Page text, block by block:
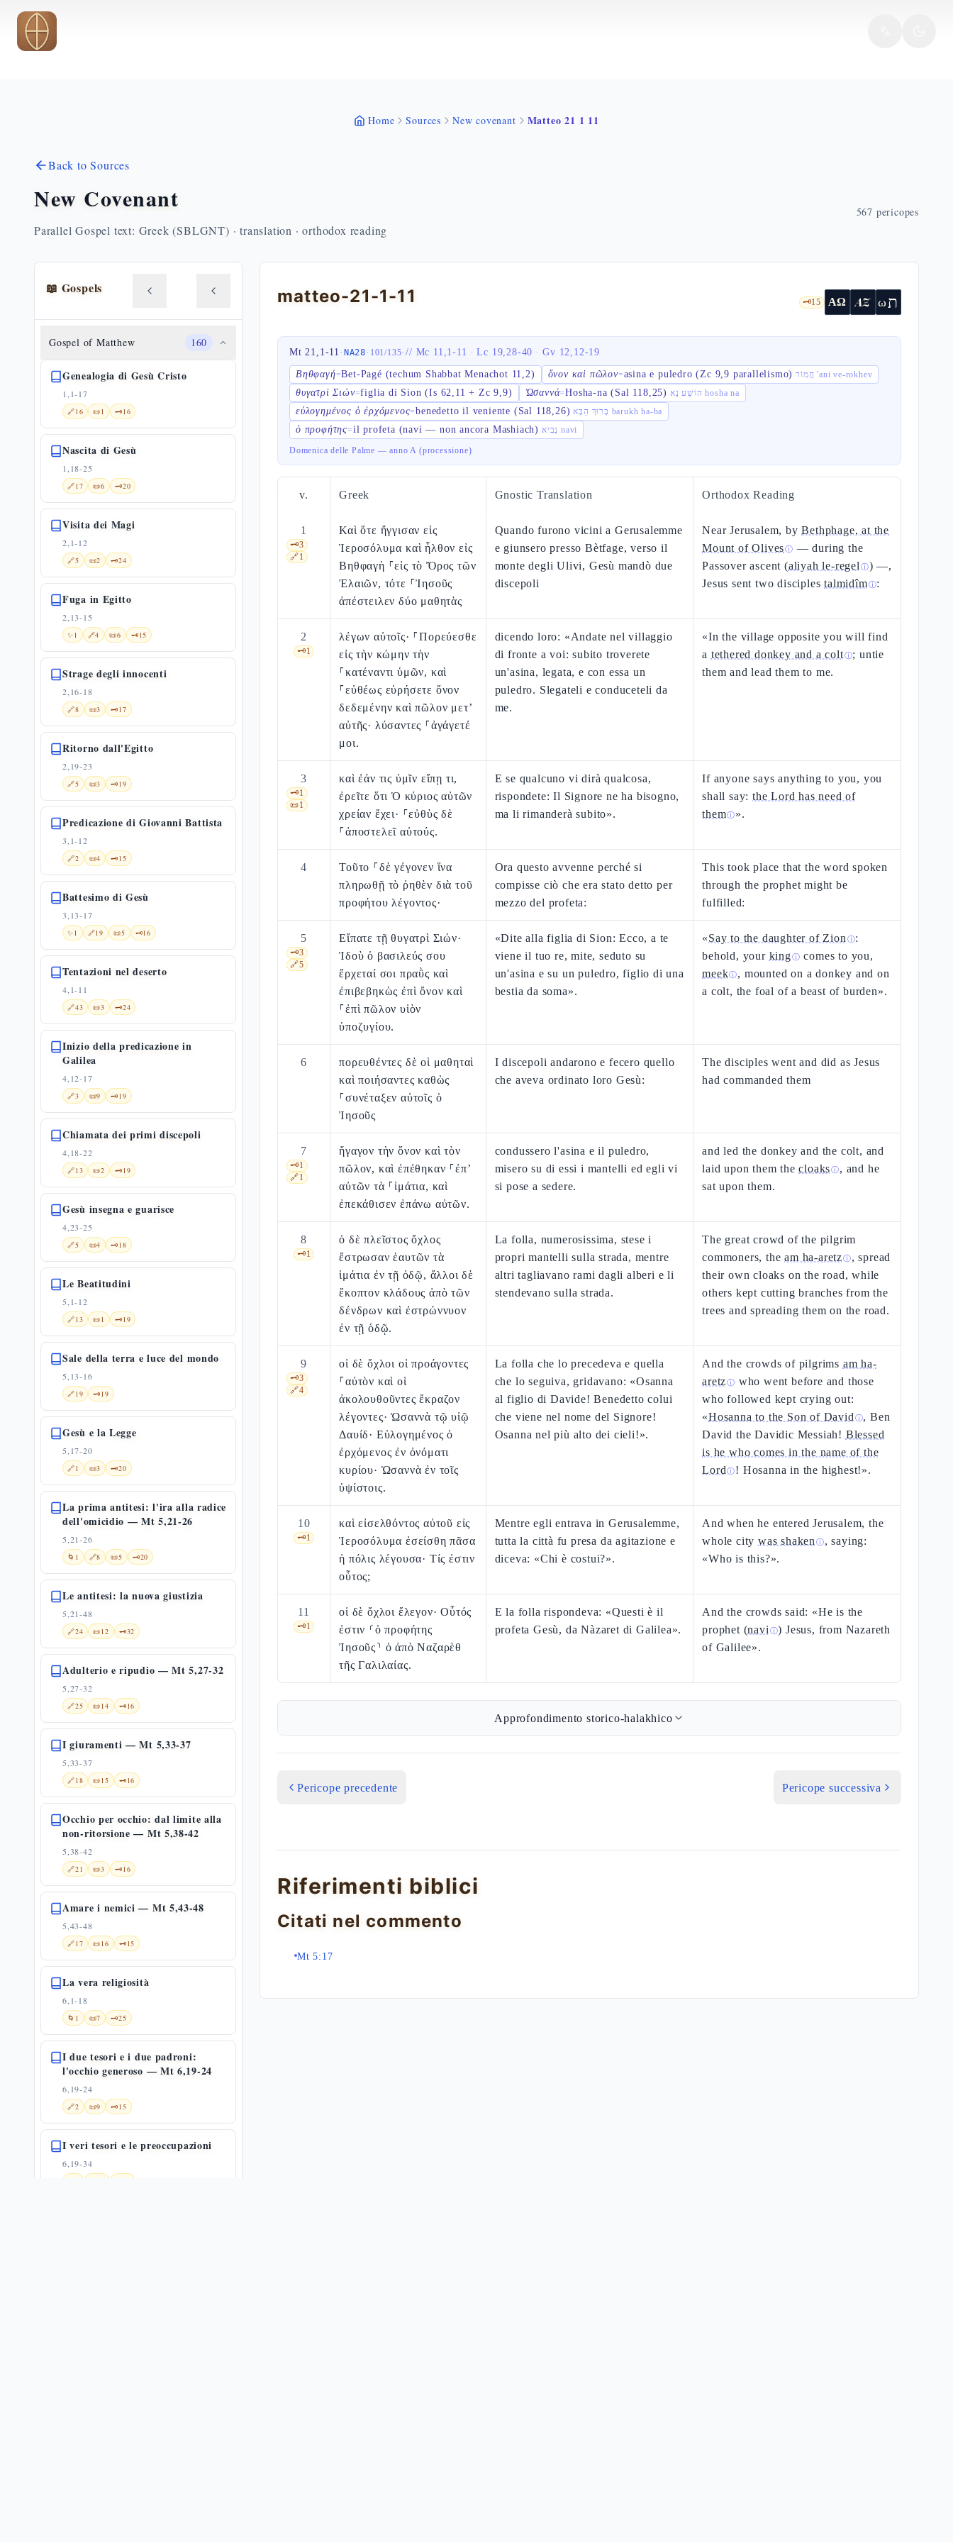
Skip to main content
Home Sources New covenant Matteo 21 1 11
Back to Sources
New Covenant
Parallel Gospel text: Greek (SBLGNT) · translation · orthodox reading
567 pericopes
📖 Gospels
Gospel of Matthew 160
Genealogia di Gesù Cristo
1,1-17
🔗16 📜1 🗝️16
Nascita di Gesù
1,18-25
🔗17 📜6 🗝️20
Visita dei Magi
2,1-12
🔗5 📜2 🗝️24
Fuga in Egitto
2,13-15
✨1 🔗4 📜6 🗝️15
Strage degli innocenti
2,16-18
🔗8 📜3 🗝️17
Ritorno dall'Egitto
2,19-23
🔗5 📜3 🗝️19
Predicazione di Giovanni Battista
3,1-12
🔗2 📜4 🗝️15
Battesimo di Gesù
3,13-17
✨1 🔗19 📜5 🗝️16
Tentazioni nel deserto
4,1-11
🔗43 📜3 🗝️24
Inizio della predicazione in
Galilea
4,12-17
🔗3 📜9 🗝️19
Chiamata dei primi discepoli
4,18-22
🔗13 📜2 🗝️19
Gesù insegna e guarisce
4,23-25
🔗5 📜4 🗝️18
Le Beatitudini
5,1-12
🔗13 📜1 🗝️19
Sale della terra e luce del mondo
5,13-16
🔗19 🗝️19
Gesù e la Legge
5,17-20
🔗1 📜3 🗝️20
La prima antitesi: l'ira alla radice
dell'omicidio — Mt 5,21-26
5,21-26
🌀 1 🔗8 📜5 🗝️20
Le antitesi: la nuova giustizia
5,21-48
🔗24 📜12 🗝️32
Adulterio e ripudio — Mt 5,27-32
5,27-32
🔗25 📜14 🗝️16
I giuramenti — Mt 5,33-37
5,33-37
🔗18 📜15 🗝️16
Occhio per occhio: dal limite alla
non-ritorsione — Mt 5,38-42
5,38-42
🔗21 📜3 🗝️16
Amare i nemici — Mt 5,43-48
5,43-48
🔗17 📜16 🗝️15
La vera religiosità
6,1-18
🌀 1 📜7 🗝️25
I due tesori e i due padroni:
l'occhio generoso — Mt 6,19-24
6,19-24
🔗2 📜9 🗝️15
I veri tesori e le preoccupazioni
6,19-34
🔗
matteo-21-1-11 🗝️15 ΑΩ AZ ωת
Mt 21,1-11 · NA28· 101/135·// Mc 11,1-11 · Lc 19,28-40 · Gv 12,12-19
Βηθφαγή=Bet-Pagé (techum Shabbat Menachot 11,2) ὄνον καὶ πῶλον=asina e puledro (Zc 9,9 parallelismo) חֲמוֹר 'ani ve-rokhev
θυγατρὶ Σιών=figlia di Sion (Is 62,11 + Zc 9,9) Ὡσαννά=Hosha-na (Sal 118,25) הוֹשַׁע נָא hosha na
εὐλογημένος ὁ ἐρχόμενος=benedetto il veniente (Sal 118,26) בָּרוּךְ הַבָּא barukh ha-ba
ὁ προφήτης=il profeta (navi — non ancora Mashiach) נָבִיא navi
Domenica delle Palme — anno A (processione)
v. Greek Gnostic Translation Orthodox Reading
1
🗝️3
🔗1
Καὶ ὅτε ἤγγισαν εἰς
Ἱεροσόλυμα καὶ ἦλθον εἰς
Βηθφαγὴ ⸀εἰς τὸ Ὄρος τῶν
Ἐλαιῶν, τότε ⸀Ἰησοῦς
ἀπέστειλεν δύο μαθητὰς
Quando furono vicini a Gerusalemme
e giunsero presso Bètfage, verso il
monte degli Ulivi, Gesù mandò due
discepoli
Near Jerusalem, byBethphage, at the
Mount of Olivesⓘ — during the
Passover ascent (aliyah le-regel ⓘ) —,
Jesus sent two disciplestalmidîmⓘ:
2
🗝️1
λέγων αὐτοῖς· ⸀Πορεύεσθε
εἰς τὴν κώμην τὴν
⸀κατέναντι ὑμῶν, καὶ
⸀εὐθέως εὑρήσετε ὄνον
δεδεμένην καὶ πῶλον μετ’
αὐτῆς· λύσαντες ⸀ἀγάγετέ
μοι.
dicendo loro: «Andate nel villaggio
di fronte a voi: subito troverete
un'asina, legata, e con essa un
puledro. Slegateli e conduceteli da
me.
«In the village opposite you will find
a tethered donkey and a coltⓘ; untie
them and lead them to me.
3
🗝️1
📜1
καὶ ἐάν τις ὑμῖν εἴπῃ τι,
ἐρεῖτε ὅτι Ὁ κύριος αὐτῶν
χρείαν ἔχει· ⸀εὐθὺς δὲ
⸀ἀποστελεῖ αὐτούς.
E se qualcuno vi dirà qualcosa,
rispondete: Il Signore ne ha bisogno,
ma li rimanderà subito».
If anyone says anything to you, you
shall say:the Lord has need of
themⓘ».
4
Τοῦτο ⸀δὲ γέγονεν ἵνα
πληρωθῇ τὸ ῥηθὲν διὰ τοῦ
προφήτου λέγοντος·
Ora questo avvenne perché si
compisse ciò che era stato detto per
mezzo del profeta:
This took place that the word spoken
through the prophet might be
fulfilled:
5
🗝️3
🔗5
Εἴπατε τῇ θυγατρὶ Σιών·
Ἰδοὺ ὁ βασιλεύς σου
ἔρχεταί σοι πραῢς καὶ
ἐπιβεβηκὼς ἐπὶ ὄνον καὶ
⸀ἐπὶ πῶλον υἱὸν
ὑποζυγίου.
«Dite alla figlia di Sion: Ecco, a te
viene il tuo re, mite, seduto su
un'asina e su un puledro, figlio di una
bestia da soma».
«Say to the daughter of Zion ⓘ:
behold, your kingⓘ comes to you,
meekⓘ, mounted on a donkey and on
a colt, the foal of a beast of burden».
6
πορευθέντες δὲ οἱ μαθηταὶ
καὶ ποιήσαντες καθὼς
⸀συνέταξεν αὐτοῖς ὁ
Ἰησοῦς
I discepoli andarono e fecero quello
che aveva ordinato loro Gesù:
The disciples went and did as Jesus
had commanded them
7
🗝️1
🔗1
ἤγαγον τὴν ὄνον καὶ τὸν
πῶλον, καὶ ἐπέθηκαν ⸀ἐπ’
αὐτῶν τὰ ⸀ἱμάτια, καὶ
ἐπεκάθισεν ἐπάνω αὐτῶν.
condussero l'asina e il puledro,
misero su di essi i mantelli ed egli vi
si pose a sedere.
and led the donkey and the colt, and
laid upon them thecloaksⓘ, and he
sat upon them.
8
🗝️1
ὁ δὲ πλεῖστος ὄχλος
ἔστρωσαν ἑαυτῶν τὰ
ἱμάτια ἐν τῇ ὁδῷ, ἄλλοι δὲ
ἔκοπτον κλάδους ἀπὸ τῶν
δένδρων καὶ ἐστρώννυον
ἐν τῇ ὁδῷ.
La folla, numerosissima, stese i
propri mantelli sulla strada, mentre
altri tagliavano rami dagli alberi e li
stendevano sulla strada.
The great crowd of the pilgrim
commoners, theam ha-aretzⓘ, spread
their own cloaks on the road, while
others kept cutting branches from the
trees and spreading them on the road.
9
🗝️3
🔗4
οἱ δὲ ὄχλοι οἱ προάγοντες
⸀αὐτὸν καὶ οἱ
ἀκολουθοῦντες ἔκραζον
λέγοντες· Ὡσαννὰ τῷ υἱῷ
Δαυίδ· Εὐλογημένος ὁ
ἐρχόμενος ἐν ὀνόματι
κυρίου· Ὡσαννὰ ἐν τοῖς
ὑψίστοις.
La folla che lo precedeva e quella
che lo seguiva, gridavano: «Osanna
al figlio di Davide! Benedetto colui
che viene nel nome del Signore!
Osanna nel più alto dei cieli!».
And the crowds of pilgrims am ha-
aretzⓘ who went before and those
who followed kept crying out:
«Hosanna to the Son of David ⓘ, Ben
David the Davidic Messiah! Blessed
is he who comes in the name of the
Lord ⓘ! Hosanna in the highest!».
10
🗝️1
καὶ εἰσελθόντος αὐτοῦ εἰς
Ἱεροσόλυμα ἐσείσθη πᾶσα
ἡ πόλις λέγουσα· Τίς ἐστιν
οὗτος;
Mentre egli entrava in Gerusalemme,
tutta la città fu presa da agitazione e
diceva: «Chi è costui?».
And when he entered Jerusalem, the
whole citywas shaken ⓘ, saying:
«Who is this?».
11
🗝️1
οἱ δὲ ὄχλοι ἔλεγον· Οὗτός
ἐστιν ⸂ὁ προφήτης
Ἰησοῦς⸃ ὁ ἀπὸ Ναζαρὲθ
τῆς Γαλιλαίας.
E la folla rispondeva: «Questi è il
profeta Gesù, da Nàzaret di Galilea».
And the crowds said: «He is the
prophet (navi ⓘ) Jesus, from Nazareth
of Galilee».
Approfondimento storico-halakhico
Pericope precedente Pericope successiva
Riferimenti biblici
Citati nel commento
Mt 5:17